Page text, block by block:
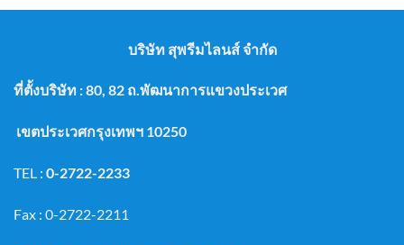
บริษัท สุพรีมไลนส์ จำกัด
ที่ตั้งบริษัท : 80, 82 ถ.พัฒนาการแขวงประเวศ
เขตประเวศกรุงเทพฯ 10250
TEL : 0-2722-2233
Fax : 0-2722-2211